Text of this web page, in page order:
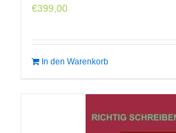
€399,00
In den Warenkorb